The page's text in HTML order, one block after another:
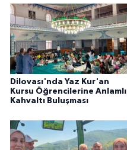
Dilovası'nda Yaz Kur'an
Kursu Öğrencilerine Anlamlı
Kahvaltı Buluşması